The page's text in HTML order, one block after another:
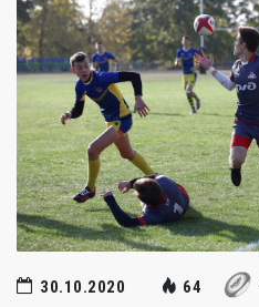
30.10.2020 64